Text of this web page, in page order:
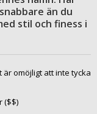
än du
stil och finess i
är omöjligt att inte tycka
($$)